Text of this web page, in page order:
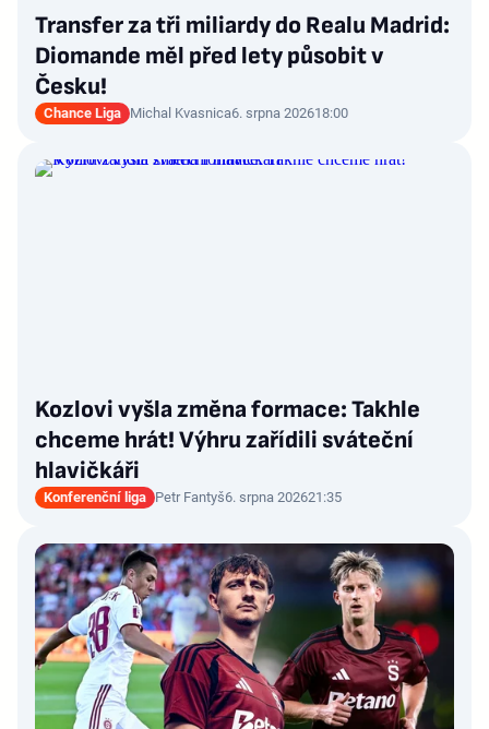
Transfer za tři miliardy do Realu Madrid:
Diomande měl před lety působit v
Česku!
Chance Liga Michal Kvasnica6. srpna 202618:00
Kozlovi vyšla změna formace: Takhle
chceme hrát! Výhru zařídili sváteční
hlavičkáři
Konferenční liga Petr Fantyš6. srpna 202621:35